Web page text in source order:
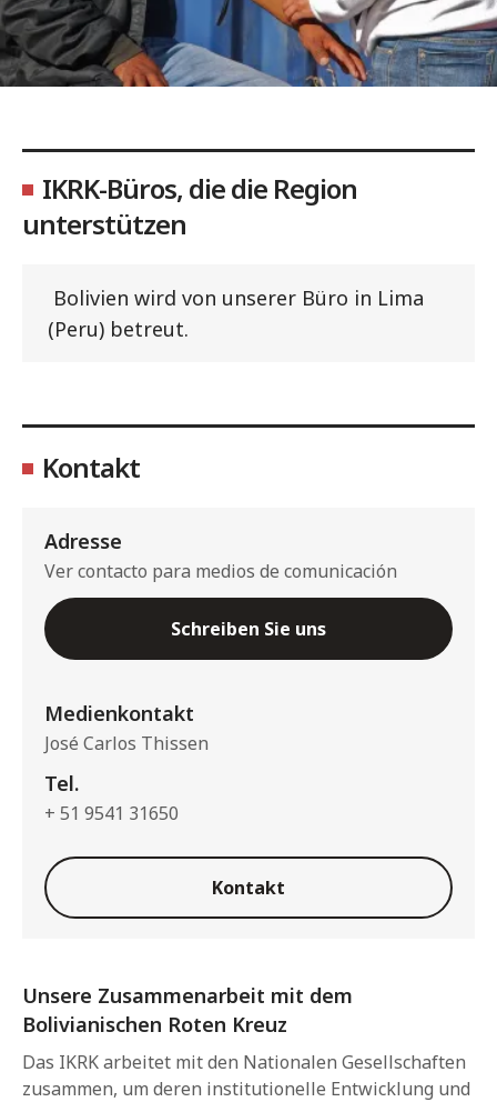
IKRK-Büros, die die Region
unterstützen
Bolivien wird von unserer Büro in Lima
(Peru) betreut.
Kontakt
Adresse
Ver contacto para medios de comunicación
Schreiben Sie uns
Medienkontakt
José Carlos Thissen
Tel.
+ 51 9541 31650
Kontakt
Unsere Zusammenarbeit mit dem
Bolivianischen Roten Kreuz
Das IKRK arbeitet mit den Nationalen Gesellschaften
zusammen, um deren institutionelle Entwicklung und